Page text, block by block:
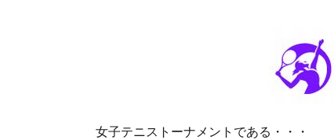
女子テニストーナメントである・・・